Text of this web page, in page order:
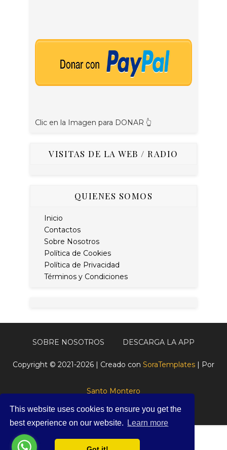
This website uses cookies to ensure you get the
best experience on our website.
Learn more
Clic en la Imagen para DONAR 👆
VISITAS DE LA WEB / RADIO
QUIENES SOMOS
Inicio
Contactos
Sobre Nosotros
Política de Cookies
Política de Privacidad
Términos y Condiciones
SOBRE NOSOTROS DESCARGA LA APP
Copyright © 2021-2026 | Creado con SoraTemplates | Por
Santo Montero